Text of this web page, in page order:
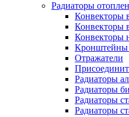
Радиаторы
Конвекторы
Конвекторы
Конвекторы
Кронштейны
Отражатели
Радиаторы
Радиаторы
Радиаторы
Радиаторы